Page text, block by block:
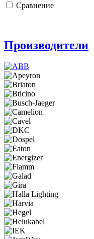
Сравнение
Производители